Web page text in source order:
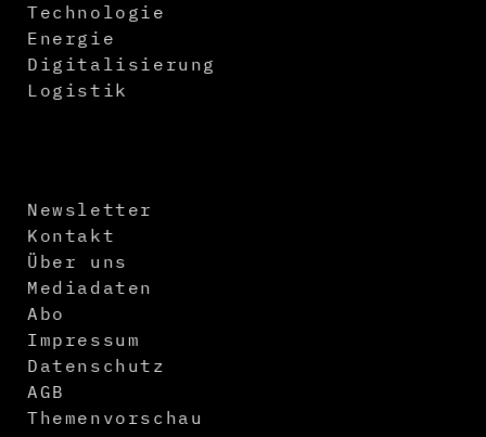
Technologie
Energie
Digitalisierung
Logistik
Newsletter
Kontakt
Über uns
Mediadaten
Abo
Impressum
Datenschutz
AGB
Themenvorschau